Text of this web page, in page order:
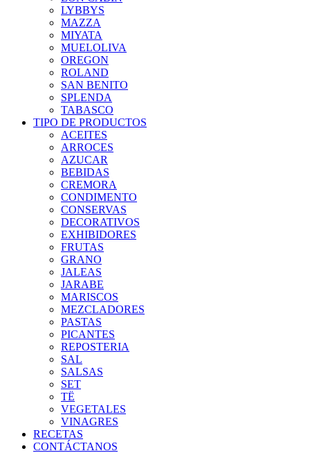
LYBBYS
MAZZA
MIYATA
MUELOLIVA
OREGON
ROLAND
SAN BENITO
SPLENDA
TABASCO
TIPO DE PRODUCTOS
ACEITES
ARROCES
AZUCAR
BEBIDAS
CREMORA
CONDIMENTO
CONSERVAS
DECORATIVOS
EXHIBIDORES
FRUTAS
GRANO
JALEAS
JARABE
MARISCOS
MEZCLADORES
PASTAS
PICANTES
REPOSTERIA
SAL
SALSAS
SET
TË
VEGETALES
VINAGRES
RECETAS
CONTÁCTANOS